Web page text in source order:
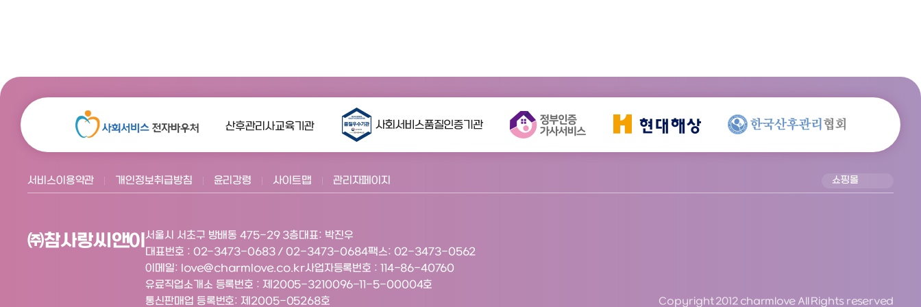
서비스이용약관 개인정보취급방침 윤리강령 사이트맵 관리자페이지 쇼핑몰
㈜참사랑씨앤이서울시 서초구 방배동 475-29 3층대표: 박진우
대표번호 : 02-3473-0683 / 02-3473-0684팩스: 02-3473-0562
이메일: love@charmlove.co.kr사업자등록번호 : 114-86-40760
유료직업소개소 등록번호 : 제2005-3210096-11-5-00004호
통신판매업 등록번호: 제2005-05268호
Copyright 2012 charmlove All Rights reserved